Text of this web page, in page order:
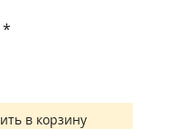
*
в корзину